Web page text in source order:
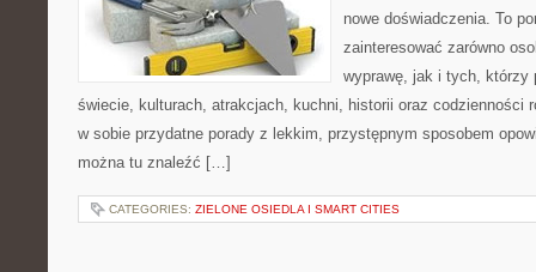
nowe doświadczenia. To
zainteresować zarówno
wyprawę, jak i tych, którzy
świecie, kulturach, atrakcjach, kuchni, historii oraz codzienności
w sobie przydatne porady z lekkim, przystępnym sposobem
można tu znaleźć […]
CATEGORIES: ZIELONE OSIEDLA I SMART CITIES